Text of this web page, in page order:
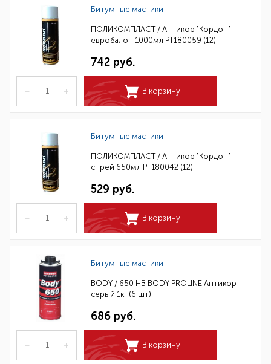
Битумные мастики
ПОЛИКОМПЛАСТ / Антикор "Кордон"
евробалон 1000мл РТ180059 (12)
742 руб.
– + В корзину
Битумные мастики
ПОЛИКОМПЛАСТ / Антикор "Кордон"
спрей 650мл РТ180042 (12)
529 руб.
– + В корзину
Битумные мастики
BODY / 650 HB BODY PROLINE Антикор
серый 1кг (6 шт)
686 руб.
– + В корзину